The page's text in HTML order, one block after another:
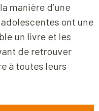
manière d’une
ont une
un livre et les
de retrouver
à toutes leurs